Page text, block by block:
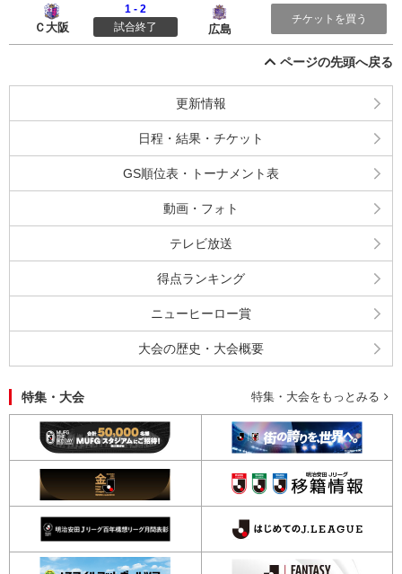
Ｃ大阪
1 - 2
試合終了
広島
サンフレッチェ広島
チケットを買う
ページの先頭へ戻る
更新情報
日程・結果・チケット
GS順位表・トーナメント表
動画・フォト
テレビ放送
得点ランキング
ニューヒーロー賞
大会の歴史・大会概要
特集・大会 特集・大会をもっとみる